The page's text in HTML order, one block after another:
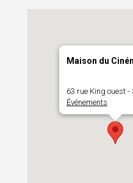
Maison du
63 rue King ouest -
Événements